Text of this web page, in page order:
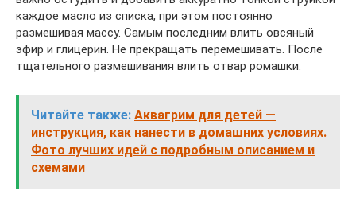
каждое масло из списка, при этом постоянно
размешивая массу. Самым последним влить овсяный
эфир и глицерин. Не прекращать перемешивать. После
тщательного размешивания влить отвар ромашки.
Читайте также: Аквагрим для детей —
инструкция, как нанести в домашних условиях.
Фото лучших идей с подробным описанием и
схемами